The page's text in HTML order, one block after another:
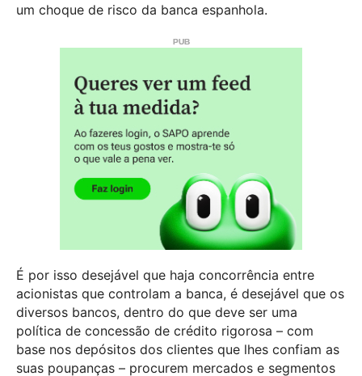
um choque de risco da banca espanhola.
É por isso desejável que haja concorrência entre
acionistas que controlam a banca, é desejável que os
diversos bancos, dentro do que deve ser uma
política de concessão de crédito rigorosa – com
base nos depósitos dos clientes que lhes confiam as
suas poupanças – procurem mercados e segmentos